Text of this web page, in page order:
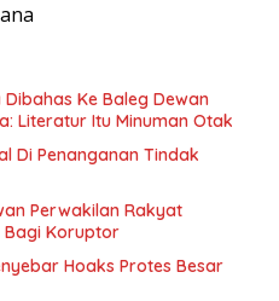
Dibahas Ke Baleg Dewan
Literatur Itu Minuman Otak
Di Penanganan Tindak
Perwakilan Rakyat
Bagi Koruptor
Hoaks Protes Besar